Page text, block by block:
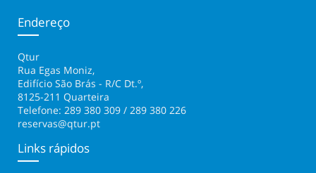
Endereço
Qtur
Rua Egas Moniz,
Edifício São Brás - R/C Dt.º,
8125-211 Quarteira
Telefone: 289 380 309 / 289 380 226
reservas@qtur.pt
Links rápidos